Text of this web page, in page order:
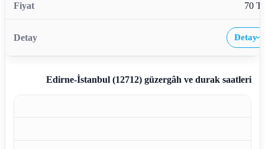
70
Detay›
Edirne-İstanbul (12712)güzergâh ve durak saatleri